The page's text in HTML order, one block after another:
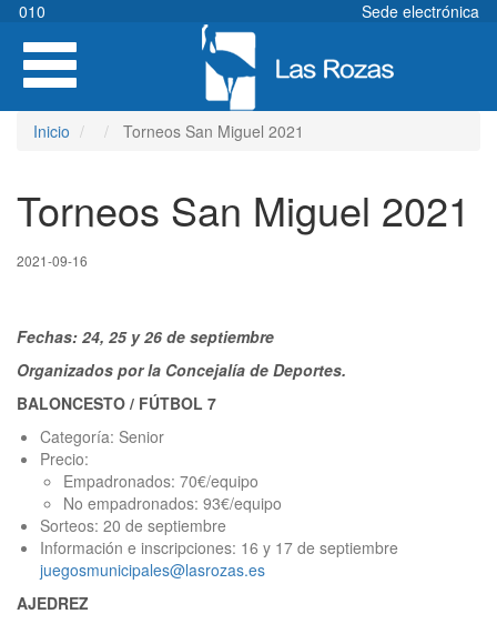
Pasar
contenido
principal
010
Sede electrónica
Toggle
navigation
Inicio Torneos San Miguel 2021
Torneos San Miguel 2021
2021-09-16
Fechas: 24, 25 y 26 de septiembre
Organizados por la Concejalía de Deportes.
BALONCESTO / FÚTBOL 7
Categoría: Senior
Precio:
Empadronados: 70€/equipo
No empadronados: 93€/equipo
Sorteos: 20 de septiembre
Información e inscripciones: 16 y 17 de septiembre
juegosmunicipales@lasrozas.es
AJEDREZ